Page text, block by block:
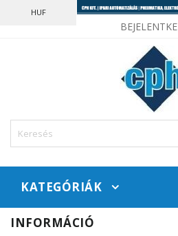
HUF
KATEGÓRIÁK
INFORMÁCIÓ